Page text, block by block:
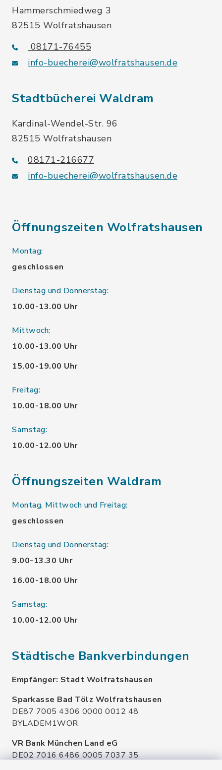
Hammerschmiedweg 3
82515 Wolfratshausen
08171-76455
info-buecherei@wolfratshausen.de
Stadtbücherei Waldram
Kardinal-Wendel-Str. 96
82515 Wolfratshausen
08171-216677
info-buecherei@wolfratshausen.de
Öffnungszeiten Wolfratshausen
Montag:
geschlossen
Dienstag und Donnerstag:
10.00-13.00 Uhr
Mittwoch:
10.00-13.00 Uhr
15.00-19.00 Uhr
Freitag:
10.00-18.00 Uhr
Samstag:
10.00-12.00 Uhr
Öffnungszeiten Waldram
Montag, Mittwoch und Freitag:
geschlossen
Dienstag und Donnerstag:
9.00-13.30 Uhr
16.00-18.00 Uhr
Samstag:
10.00-12.00 Uhr
Städtische Bankverbindungen
Empfänger: Stadt Wolfratshausen
Sparkasse Bad Tölz Wolfratshausen
DE87 7005 4306 0000 0012 48
BYLADEM1WOR
VR Bank München Land eG
DE02 7016 6486 0005 7037 35